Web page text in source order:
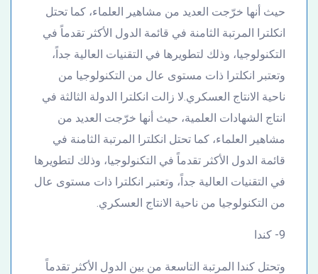
حيث أنها خرّجت العديد من مشاهير العلماء، كما تحتل
انكلترا المرتبة الثامنة في قائمة الدول الأكثر تقدماً في
التكنولوجيا، وذلك لتطويرها في التقنيات العالية جداً،
وتعتبر انكلترا ذات مستوى عال من التكنولوجيا من
ناحية الانتاج العسكري.لا زالت انكلترا الدولة الثالثة في
انتاج الشهادات العلمية، حيث أنها خرّجت العديد من
مشاهير العلماء، كما تحتل انكلترا المرتبة الثامنة في
قائمة الدول الأكثر تقدماً في التكنولوجيا، وذلك لتطويرها
في التقنيات العالية جداً، وتعتبر انكلترا ذات مستوى عال
من التكنولوجيا من ناحية الانتاج العسكري.
9- كندا
وتحتل كندا المرتبة التاسعة من بين الدول الأكثر تقدماً